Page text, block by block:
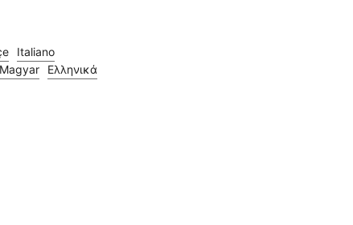
Italiano
Magyar
Ελληνικά